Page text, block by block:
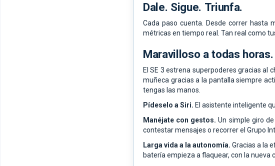
Dale. Sigue. Triunfa.
Cada paso cuenta. Desde correr hasta
métricas en tiempo real. Tan real como
Maravilloso a todas horas.
El SE 3 estrena superpoderes gracias al
muñeca gracias a la pantalla siempre
tengas las manos.
Pídeselo a Siri. El asistente inteligente
Manéjate con gestos. Un simple giro
contestar mensajes o recorrer el Grupo
Larga vida a la autonomía. Gracias a la
batería empieza a flaquear, con la nueva